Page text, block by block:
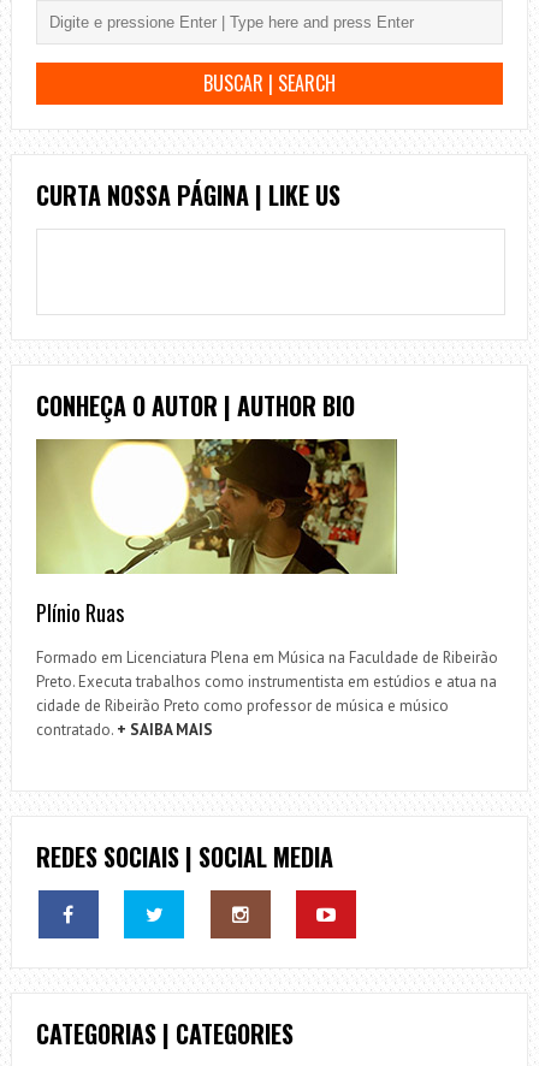
CURTA NOSSA PÁGINA | LIKE US
CONHEÇA O AUTOR | AUTHOR BIO
Plínio Ruas
Formado em Licenciatura Plena em Música na Faculdade de Ribeirão
Preto. Executa trabalhos como instrumentista em estúdios e atua na
cidade de Ribeirão Preto como professor de música e músico
contratado. + SAIBA MAIS
REDES SOCIAIS | SOCIAL MEDIA
CATEGORIAS | CATEGORIES